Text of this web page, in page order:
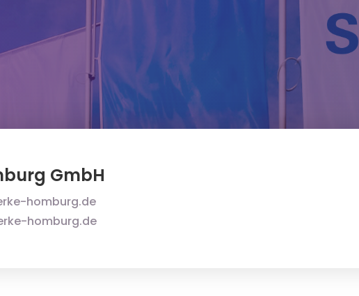
GmbH
homburg.de
homburg.de